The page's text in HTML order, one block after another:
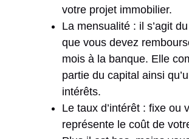
votre projet immobilier.
La mensualité : il s’agit
que vous devez
mois à la banque. Elle
partie du capital ainsi
intérêts.
Le taux d’intérêt : fixe ou
représente le coût de